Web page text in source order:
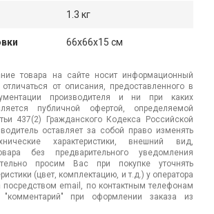
1.3 кг
66x66x15 см
товара на сайте носит информационный
от описания, предоставленного в
производителя и ни при каких
публичной офертой, определяемой
437(2) Гражданского Кодекса Российской
оставляет за собой право изменять
характеристики, внешний вид,
без предварительного уведомления
просим Вас при покупке уточнять
(цвет, комплектацию, и т.д.) у оператора
посредством email, по контактным телефонам
при оформлении заказа из